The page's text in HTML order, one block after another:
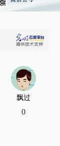
飘过
0